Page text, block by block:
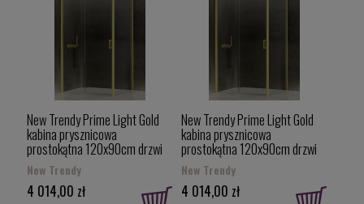
New Trendy Prime Light Gold
kabina prysznicowa
prostokątna 120x90cm drzwi
lewe, drzwi przesuwne kolor
złoty połysk (Light Gold) D-
0424A/D-0224B
New Trendy
4 014,00 zł
New Trendy Prime Light Gold
kabina prysznicowa
prostokątna 120x90cm drzwi
prawe, drzwi przesuwne kolor
złoty połysk (Light Gold) D-
0425A/D-0224B
New Trendy
4 014,00 zł